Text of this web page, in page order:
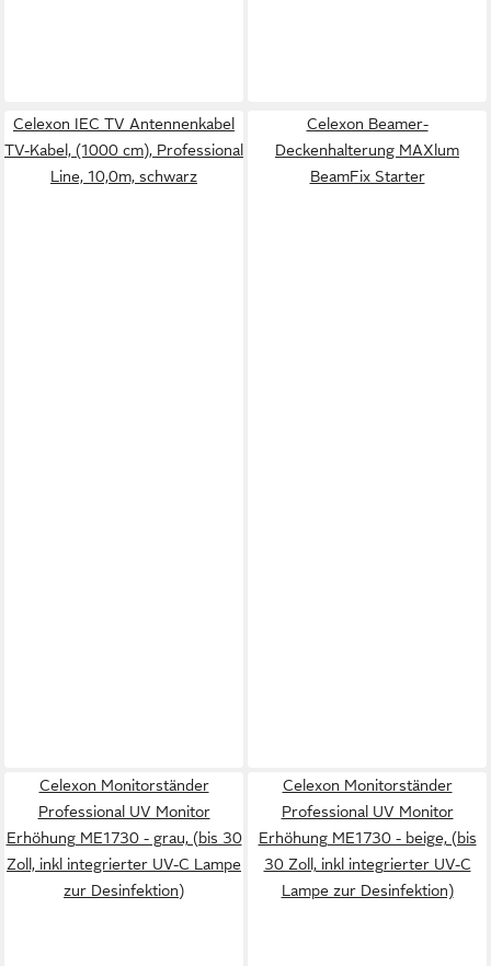
Celexon IEC TV Antennenkabel
TV-Kabel, (1000 cm), Professional
Line, 10,0m, schwarz
Celexon Beamer-
Deckenhalterung MAXlum
BeamFix Starter
Celexon Monitorständer
Professional UV Monitor
Erhöhung ME1730 - grau, (bis 30
Zoll, inkl integrierter UV-C Lampe
zur Desinfektion)
Celexon Monitorständer
Professional UV Monitor
Erhöhung ME1730 - beige, (bis
30 Zoll, inkl integrierter UV-C
Lampe zur Desinfektion)